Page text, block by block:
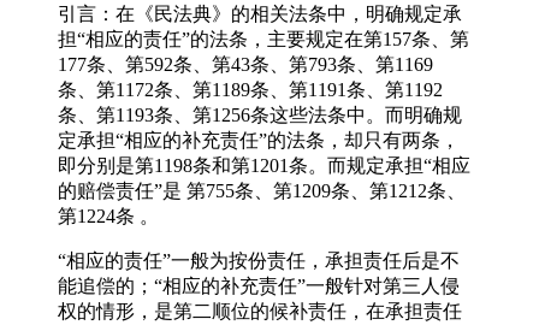
引言：在《民法典》的相关法条中，明确规定承
担“相应的责任”的法条，主要规定在第157条、第
177条、第592条、第43条、第793条、第1169
条、第1172条、第1189条、第1191条、第1192
条、第1193条、第1256条这些法条中。而明确规
定承担“相应的补充责任”的法条，却只有两条，
即分别是第1198条和第1201条。而规定承担“相应
的赔偿责任”是 第755条、第1209条、第1212条、
第1224条 。
“相应的责任”一般为按份责任，承担责任后是不
能追偿的；“相应的补充责任”一般针对第三人侵
权的情形，是第二顺位的候补责任，在承担责任